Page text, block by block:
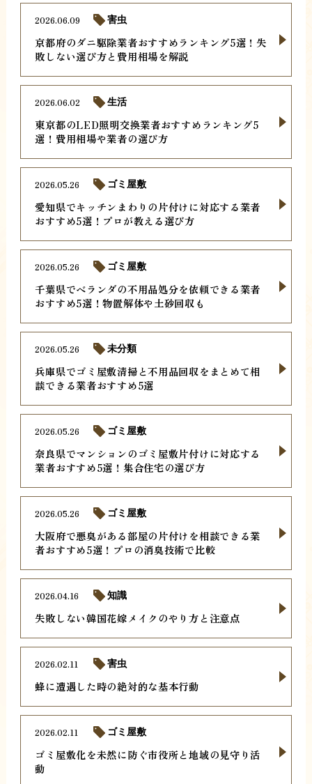
京都府のダニ駆除業者おすすめランキング5選！失
敗しない選び方と費用相場を解説
2026.06.09 害虫
東京都のLED照明交換業者おすすめランキング5
選！費用相場や業者の選び方
2026.06.02 生活
愛知県でキッチンまわりの片付けに対応する業者
おすすめ5選！プロが教える選び方
2026.05.26 ゴミ屋敷
千葉県でベランダの不用品処分を依頼できる業者
おすすめ5選！物置解体や土砂回収も
2026.05.26 ゴミ屋敷
兵庫県でゴミ屋敷清掃と不用品回収をまとめて相
談できる業者おすすめ5選
2026.05.26 未分類
奈良県でマンションのゴミ屋敷片付けに対応する
業者おすすめ5選！集合住宅の選び方
2026.05.26 ゴミ屋敷
大阪府で悪臭がある部屋の片付けを相談できる業
者おすすめ5選！プロの消臭技術で比較
2026.05.26 ゴミ屋敷
失敗しない韓国花嫁メイクのやり方と注意点
2026.04.16 知識
蜂に遭遇した時の絶対的な基本行動
2026.02.11 害虫
ゴミ屋敷化を未然に防ぐ市役所と地域の見守り活
動
2026.02.11 ゴミ屋敷